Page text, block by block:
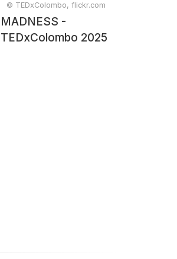
© TEDxColombo, flickr.com
MADNESS -
TEDxColombo 2025